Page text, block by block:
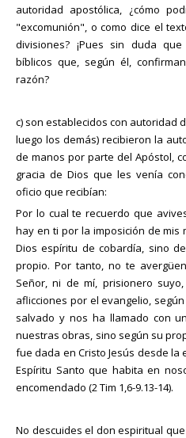
autoridad apostólica, ¿cómo
"excomunión", o como dice el
divisiones? ¡Pues sin duda
bíblicos que, según él,
razón?
c) son establecidos con autoridad
luego los demás) recibieron la
de manos por parte del Apóstol,
gracia de Dios que les venía
oficio que recibían:
Por lo cual te recuerdo que
hay en ti por la imposición de mis
Dios espíritu de cobardía, sino
propio. Por tanto, no te
Señor, ni de mí, prisionero
aflicciones por el evangelio,
salvado y nos ha llamado con
nuestras obras, sino según su
fue dada en Cristo Jesús desde la
Espíritu Santo que habita en
encomendado (2 Tim 1,6-9.13-14).
No descuides el don espiritual